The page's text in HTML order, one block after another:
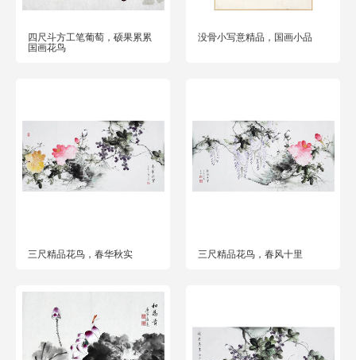
四尺斗方工笔葡萄，硕果累累
国画花鸟
没骨小写意精品，国画小品
三尺精品花鸟，春华秋实 三尺精品花鸟，春风十里